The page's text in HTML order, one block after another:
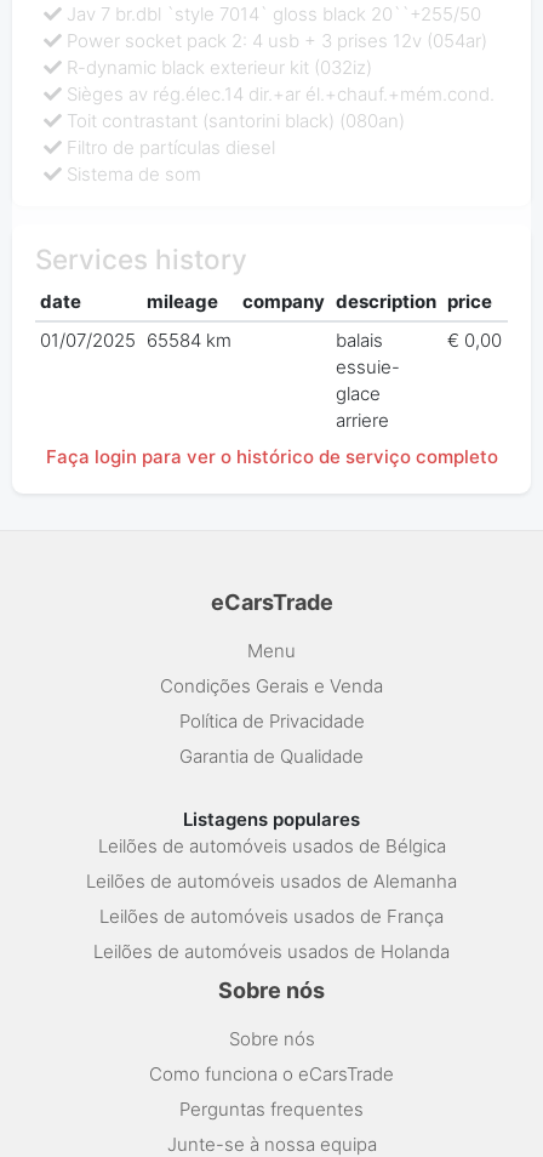
Jav 7 br.dbl `style 7014` gloss black 20``+255/50
Power socket pack 2: 4 usb + 3 prises 12v (054ar)
R-dynamic black exterieur kit (032iz)
Sièges av rég.élec.14 dir.+ar él.+chauf.+mém.cond.
Toit contrastant (santorini black) (080an)
Filtro de partículas diesel
Sistema de som
Services history
date mileage company description price
01/07/2025 65584 km
balais
essuie-
glace
arriere
€ 0,00
Faça login para ver o histórico de serviço completo
eCarsTrade
Menu
Condições Gerais e Venda
Política de Privacidade
Garantia de Qualidade
Listagens populares
Leilões de automóveis usados de Bélgica
Leilões de automóveis usados de Alemanha
Leilões de automóveis usados de França
Leilões de automóveis usados de Holanda
Sobre nós
Sobre nós
Como funciona o eCarsTrade
Perguntas frequentes
Junte-se à nossa equipa